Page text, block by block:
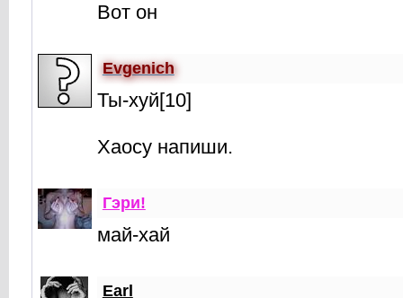
Вот он
Evgenich
Ты-хуй[10]
Хаосу напиши.
Гэри!
май-хай
Earl